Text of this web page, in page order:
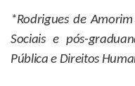
*Rodrigues de Amorim
Sociais e pós-
Pública e Direitos